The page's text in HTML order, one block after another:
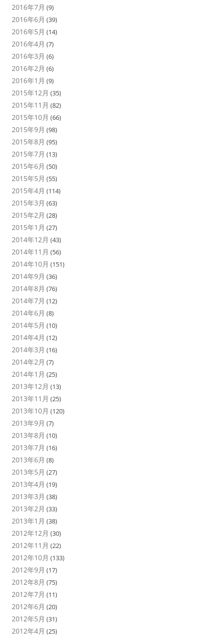
2016年7月 (9)
2016年6月 (39)
2016年5月 (14)
2016年4月 (7)
2016年3月 (6)
2016年2月 (6)
2016年1月 (9)
2015年12月 (35)
2015年11月 (82)
2015年10月 (66)
2015年9月 (98)
2015年8月 (95)
2015年7月 (13)
2015年6月 (50)
2015年5月 (55)
2015年4月 (114)
2015年3月 (63)
2015年2月 (28)
2015年1月 (27)
2014年12月 (43)
2014年11月 (56)
2014年10月 (151)
2014年9月 (36)
2014年8月 (76)
2014年7月 (12)
2014年6月 (8)
2014年5月 (10)
2014年4月 (12)
2014年3月 (16)
2014年2月 (7)
2014年1月 (25)
2013年12月 (13)
2013年11月 (25)
2013年10月 (120)
2013年9月 (7)
2013年8月 (10)
2013年7月 (16)
2013年6月 (8)
2013年5月 (27)
2013年4月 (19)
2013年3月 (38)
2013年2月 (33)
2013年1月 (38)
2012年12月 (30)
2012年11月 (22)
2012年10月 (133)
2012年9月 (17)
2012年8月 (75)
2012年7月 (11)
2012年6月 (20)
2012年5月 (31)
2012年4月 (25)